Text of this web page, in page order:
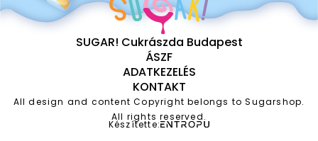
választhatók
ki
választhatók
SUGAR! Cukrászda Budapest
ÁSZF
ADATKEZELÉS
KONTAKT
All design and content Copyright belongs to Sugarshop.
All rights reserved.
Készítette: